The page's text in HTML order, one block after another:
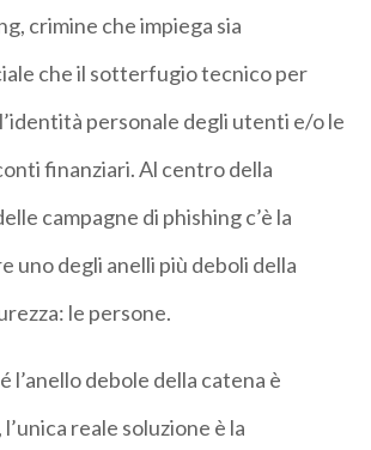
crimine che impiega sia
che il sotterfugio tecnico per
personale degli utenti e/o le
finanziari. Al centro della
campagne di phishing c’è la
uno degli anelli più deboli della
le persone.
l’anello debole della catena è
reale soluzione è la